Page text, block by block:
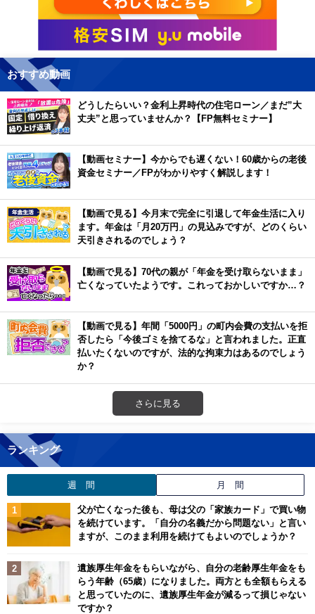
おすすめ動画
どうしたらいい？金利上昇時代の住宅ローン／まだ”大
丈夫”と思っていませんか？【FP無料セミナー】
【動画セミナー】今からでも遅くない！60歳からの老後
資金セミナー／FPがわかりやすく解説します！
【動画で見る】今月末で完全に引退して年金生活に入り
ます。年金は「月20万円」の見込みですが、どのくらい
天引きされるのでしょう？
【動画で見る】70代の親が「年金を受け取らないまま」
亡くなっていたようです。これっておかしいですか…？
【動画で見る】年間「5000円」の町内会費の支払いを拒
否したら「今後ゴミを捨てるな」と言われました。正直
払いたくないのですが、法的な拘束力はあるのでしょう
か？
さらに見る
ランキング
週 間 月 間
父が亡くなった後も、母は父の「家族カード」で買い物
を続けています。「自分の名義だから問題ない」と言い
ますが、このまま利用を続けてもよいのでしょうか？
遺族厚生年金をもらいながら、自分の老齢厚生年金をも
らう年齢（65歳）になりました。両方とも全額もらえる
と思っていたのに、遺族厚生年金が減るって損じゃない
ですか？